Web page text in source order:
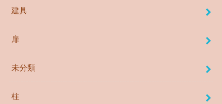
建具
扉
未分類
柱